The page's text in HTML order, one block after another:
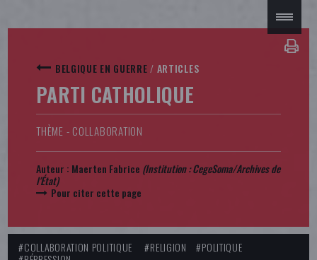
BELGIQUE EN GUERRE / ARTICLES
PARTI CATHOLIQUE
THÈME - COLLABORATION
Auteur : Maerten Fabrice (Institution :CegeSoma/Archives de
l'État)
Pour citer cette page
#COLLABORATION POLITIQUE #RELIGION
#POLITIQUE